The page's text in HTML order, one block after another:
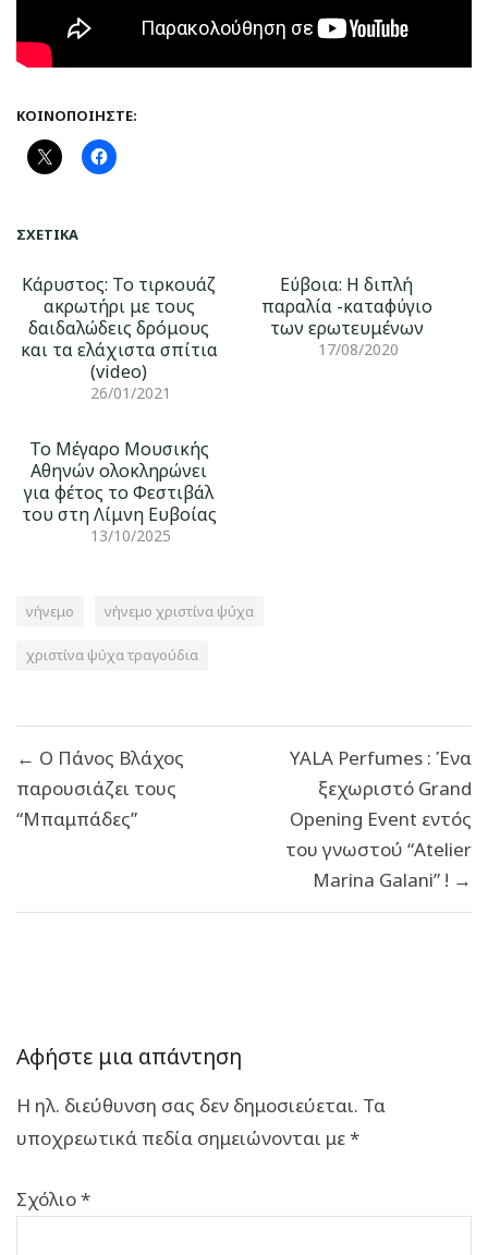
ΚΟΙΝΟΠΟΙΉΣΤΕ:
ΣΧΕΤΙΚΆ
Κάρυστος: Το τιρκουάζ
ακρωτήρι με τους
δαιδαλώδεις δρόμους
και τα ελάχιστα σπίτια
(video)
26/01/2021
Εύβοια: Η διπλή
παραλία -καταφύγιο
των ερωτευμένων
17/08/2020
To Μέγαρο Μουσικής
Αθηνών ολοκληρώνει
για φέτος το Φεστιβάλ
του στη Λίμνη Ευβοίας
13/10/2025
νήνεμο νήνεμο χριστίνα ψύχα
χριστίνα ψύχα τραγούδια
άρθρων
← Ο Πάνος Βλάχος
παρουσιάζει τους
“Μπαμπάδες”
YALA Perfumes : Ένα
ξεχωριστό Grand
Opening Event εντός
του γνωστού “Atelier
Marina Galani” ! →
Αφήστε μια απάντηση
Η ηλ. διεύθυνση σας δεν δημοσιεύεται. Τα
υποχρεωτικά πεδία σημειώνονται με*
Σχόλιο*